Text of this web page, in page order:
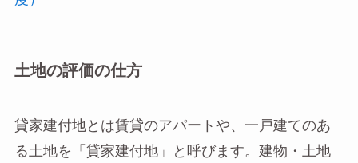
土地の評価の仕方
貸家建付地とは賃貸のアパートや、一戸建てのあ
る土地を「貸家建付地」と呼びます。建物・土地